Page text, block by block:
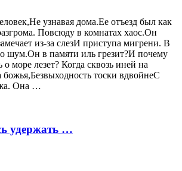
узнавая дома.Ее отъезд был как
Повсюду в комнатах хаос.Он
из-за слезИ приступа мигрени. В
шум.Он в памяти иль грезит?И почему
море лезет? Когда сквозь иней на
тоски вдвойнеС
Она …
удержать …